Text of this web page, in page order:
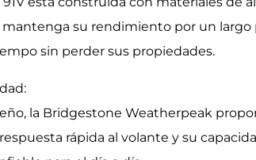
su rendimiento por un
sin perder sus propiedades.
la Bridgestone Weatherpeak
rápida al volante y su